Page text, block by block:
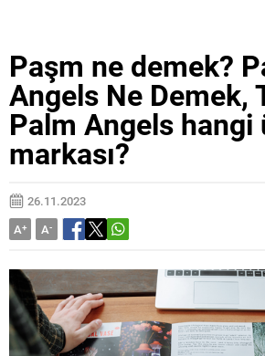
Paşm ne demek?
Angels Ne Demek,
Palm Angels hangi
markası?
26.11.2023
A+ A-